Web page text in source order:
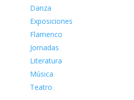
Danza
Exposiciones
Flamenco
Jornadas
Literatura
Música
Teatro